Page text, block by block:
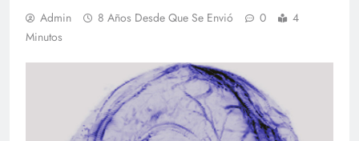
Admin 8 Años Desde Que Se Envió 0
4
Minutos